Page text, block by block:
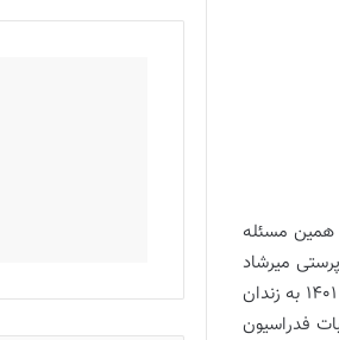
و همین مسئله
میرشاد
ماجدی بود که حکم جلب شهره موسوی نایب‌رئیس سابق فدراسیون فوتبال صادر شد و موسوی 27 فروردین‌ماه 1401 به زندان
فدراسیون